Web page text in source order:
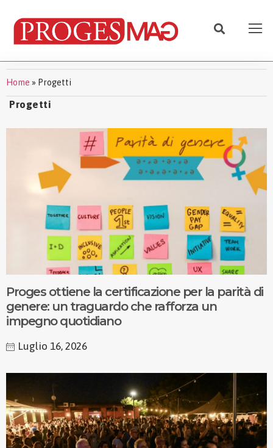
Home » Progetti
Progetti
Proges ottiene la certificazione per la parità di
genere: un traguardo che rafforza un
impegno quotidiano
Luglio 16, 2026